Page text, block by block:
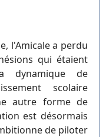
l'Amicale a perdu
qui étaient
dynamique de
scolaire
autre forme de
est désormais
de piloter